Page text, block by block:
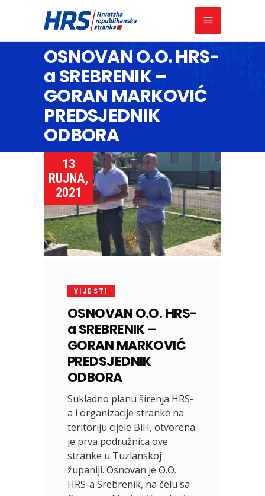
OSNOVAN O.O. HRS-
a SREBRENIK –
GORAN MARKOVIĆ
PREDSJEDNIK
ODBORA
13
RUJNA,
2021
VIJESTI
OSNOVAN O.O. HRS-
a SREBRENIK –
GORAN MARKOVIĆ
PREDSJEDNIK
ODBORA
Sukladno planu širenja HRS-
a i organizacije stranke na
teritoriju cijele BiH, otvorena
je prva podružnica ove
stranke u Tuzlanskoj
županiji. Osnovan je O.O.
HRS-a Srebrenik, na čelu sa